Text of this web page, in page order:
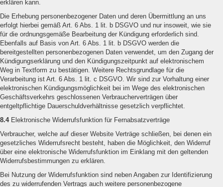
erklären kann.
Die Erhebung personenbezogener Daten und deren Übermittlung an uns
erfolgt hierbei gemäß Art. 6 Abs. 1 lit. b DSGVO und nur insoweit, wie sie
für die ordnungsgemäße Bearbeitung der Kündigung erforderlich sind.
Ebenfalls auf Basis von Art. 6 Abs. 1 lit. b DSGVO werden die
bereitgestellten personenbezogenen Daten verwendet, um den Zugang der
Kündigungserklärung und den Kündigungszeitpunkt auf elektronischem
Weg in Textform zu bestätigen. Weitere Rechtsgrundlage für die
Verarbeitung ist Art. 6 Abs. 1 lit. c DSGVO. Wir sind zur Vorhaltung einer
elektronischen Kündigungsmöglichkeit bei im Wege des elektronischen
Geschäftsverkehrs geschlossenen Verbraucherverträgen über
entgeltpflichtige Dauerschuldverhältnisse gesetzlich verpflichtet.
8.4Elektronische Widerrufsfunktion für Fernabsatzverträge
Verbraucher, welche auf dieser Website Verträge schließen, bei denen ein
gesetzliches Widerrufsrecht besteht, haben die Möglichkeit, den Widerruf
über eine elektronische Widerrufsfunktion im Einklang mit den geltenden
Widerrufsbestimmungen zu erklären.
Bei Nutzung der Widerrufsfunktion sind neben Angaben zur Identifizierung
des zu widerrufenden Vertrags auch weitere personenbezogene